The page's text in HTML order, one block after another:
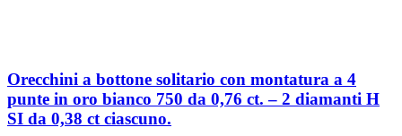
Orecchini a bottone solitario con montatura a 4
punte in oro bianco 750 da 0,76 ct. – 2 diamanti H
SI da 0,38 ct ciascuno.